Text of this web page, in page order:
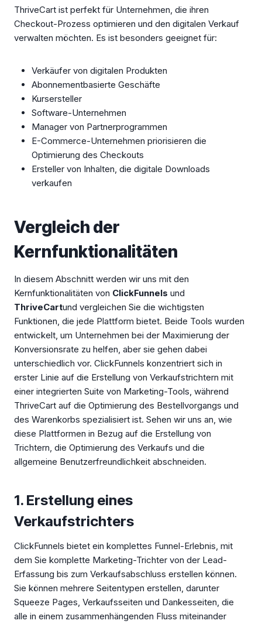
ThriveCart ist perfekt für Unternehmen, die ihren
Checkout-Prozess optimieren und den digitalen Verkauf
verwalten möchten. Es ist besonders geeignet für:
Verkäufer von digitalen Produkten
Abonnementbasierte Geschäfte
Kursersteller
Software-Unternehmen
Manager von Partnerprogrammen
E-Commerce-Unternehmen priorisieren die
Optimierung des Checkouts
Ersteller von Inhalten, die digitale Downloads
verkaufen
Vergleich der
Kernfunktionalitäten
In diesem Abschnitt werden wir uns mit den
Kernfunktionalitäten von ClickFunnels und
ThriveCartund vergleichen Sie die wichtigsten
Funktionen, die jede Plattform bietet. Beide Tools wurden
entwickelt, um Unternehmen bei der Maximierung der
Konversionsrate zu helfen, aber sie gehen dabei
unterschiedlich vor. ClickFunnels konzentriert sich in
erster Linie auf die Erstellung von Verkaufstrichtern mit
einer integrierten Suite von Marketing-Tools, während
ThriveCart auf die Optimierung des Bestellvorgangs und
des Warenkorbs spezialisiert ist. Sehen wir uns an, wie
diese Plattformen in Bezug auf die Erstellung von
Trichtern, die Optimierung des Verkaufs und die
allgemeine Benutzerfreundlichkeit abschneiden.
1. Erstellung eines
Verkaufstrichters
ClickFunnels bietet ein komplettes Funnel-Erlebnis, mit
dem Sie komplette Marketing-Trichter von der Lead-
Erfassung bis zum Verkaufsabschluss erstellen können.
Sie können mehrere Seitentypen erstellen, darunter
Squeeze Pages, Verkaufsseiten und Dankesseiten, die
alle in einem zusammenhängenden Fluss miteinander